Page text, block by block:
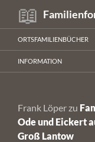
Inhalt
springen
Suchen
ORTSFAMILIENBÜCHER
INFORMATION
Frank Löper zu
Ode und Eickert
Groß Lantow